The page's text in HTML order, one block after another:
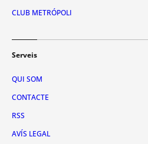
CLUB METRÓPOLI
Serveis
QUI SOM
CONTACTE
RSS
AVÍS LEGAL